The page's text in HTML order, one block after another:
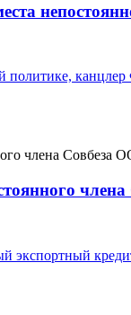
экспортный